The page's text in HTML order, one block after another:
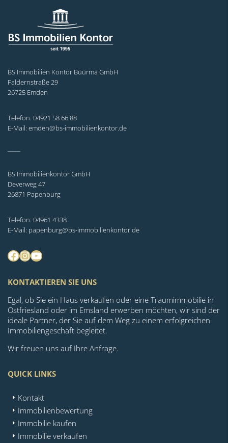
BS Immobilien Kontor Büürma GmbH
Faldernstraße 29
26725 Emden
Telefon: 04921 58 66 88
E-Mail: emden@bs-immobilienkontor.de
BS Immobilienkontor GmbH
Deverweg 47
26871 Papenburg
Telefon: 04961 4338
E-Mail: papenburg@bs-immobilienkontor.de
Facebook
Instagram
YouTube
KONTAKTIEREN SIE UNS
Egal, ob Sie ein Haus verkaufen oder eine Traumimmobilie in
Ostfriesland oder im Emsland erwerben möchten, wir sind der
ideale Partner, der Sie auf dem Weg zu einem erfolgreichen
Immobiliengeschäft begleitet.
Wir freuen uns auf Ihre Anfrage.
QUICK LINKS
Kontakt
Immobilienbewertung
Immobilie kaufen
Immobilie verkaufen